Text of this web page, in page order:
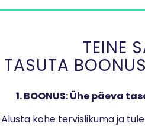
TEINE
TASUTA
1. BOONUS: Ühe päeva
Alusta kohe tervislikuma ja